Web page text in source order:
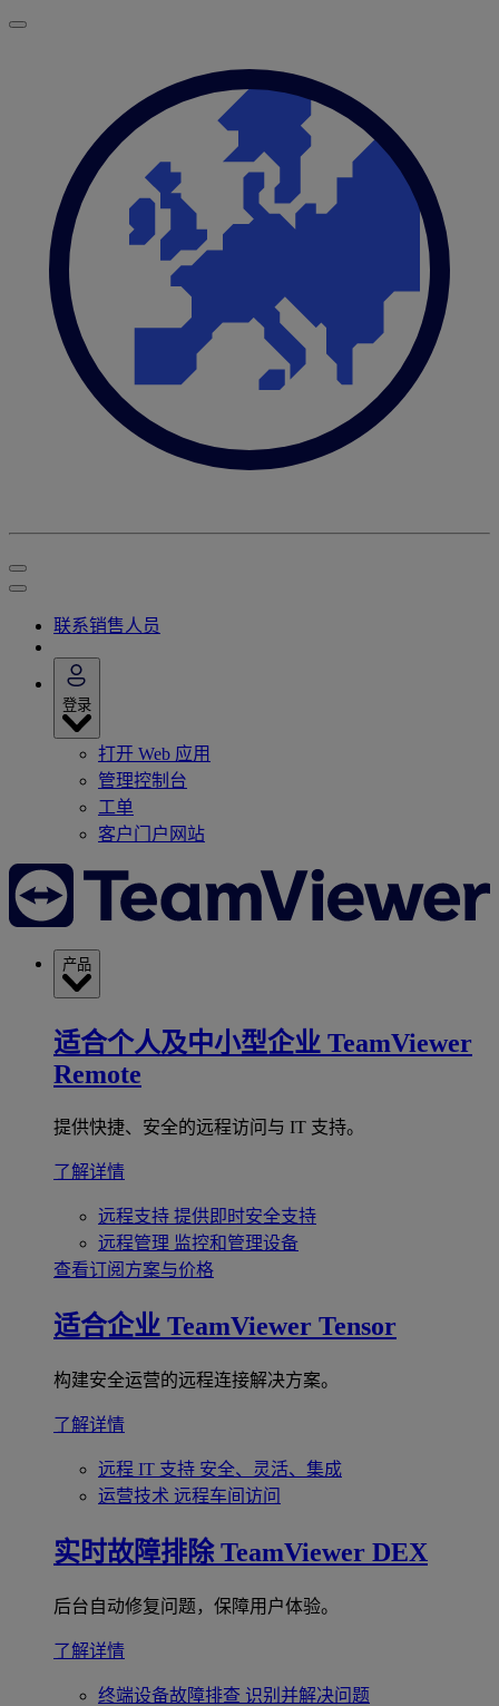
联系销售人员
登录
打开 Web 应用
管理控制台
工单
客户门户网站
产品
适合个人及中小型企业 TeamViewer
Remote
提供快捷、安全的远程访问与 IT 支持。
了解详情
远程支持 提供即时安全支持
远程管理 监控和管理设备
查看订阅方案与价格
适合企业 TeamViewer Tensor
构建安全运营的远程连接解决方案。
了解详情
远程 IT 支持 安全、灵活、集成
运营技术 远程车间访问
实时故障排除 TeamViewer DEX
后台自动修复问题，保障用户体验。
了解详情
终端设备故障排查 识别并解决问题